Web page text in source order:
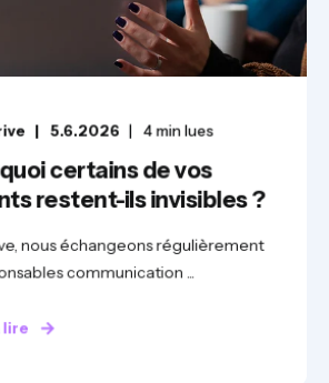
5.6.2026 4min lues
certains de vos
restent-ils invisibles ?
nous échangeons régulièrement
communication ...
lire